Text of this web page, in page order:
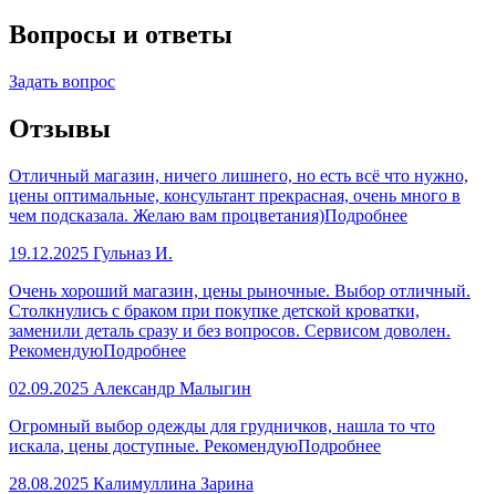
Вопросы и ответы
Задать вопрос
Отзывы
Отличный магазин, ничего лишнего, но есть всё что нужно,
цены оптимальные, консультант прекрасная, очень много в
чем подсказала. Желаю вам процветания)Подробнее
19.12.2025 Гульназ И.
Очень хороший магазин, цены рыночные. Выбор отличный.
Столкнулись с браком при покупке детской кроватки,
заменили деталь сразу и без вопросов. Сервисом доволен.
РекомендуюПодробнее
02.09.2025 Александр Малыгин
Огромный выбор одежды для грудничков, нашла то что
искала, цены доступные. РекомендуюПодробнее
28.08.2025 Калимуллина Зарина